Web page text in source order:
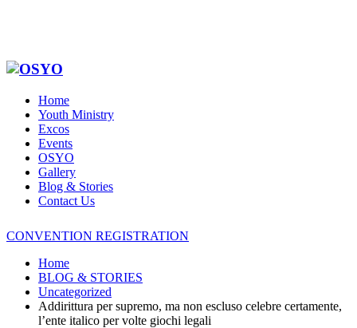
Home
Youth Ministry
Excos
Events
OSYO
Gallery
Blog & Stories
Contact Us
CONVENTION REGISTRATION
Home
BLOG & STORIES
Uncategorized
Addirittura per supremo, ma non escluso celebre certamente,
l’ente italico per volte giochi legali